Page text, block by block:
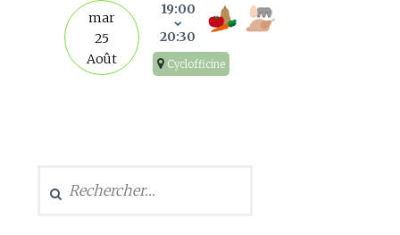
mar
25
Août
19:00
20:30
Cyclofficine